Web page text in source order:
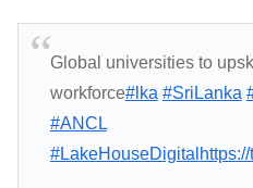
Global universities to
workforce#lka #SriLanka
#ANCL
#LakeHouseDigital